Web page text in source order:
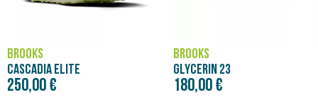
BROOKS
CASCADIA ELITE
250,00 €
BROOKS
GLYCERIN 23
180,00 €